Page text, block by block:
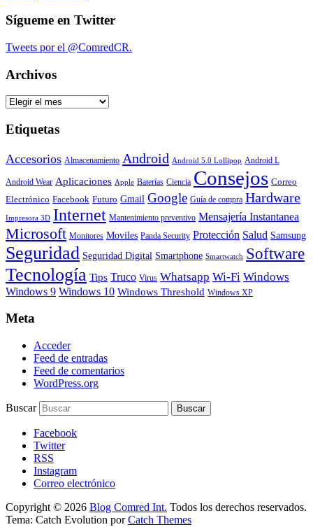
Sígueme en Twitter
Tweets por el @ComredCR.
Archivos
Archivos
Etiquetas
Accesorios Almacenamiento Android Android 5.0 Lollipop Android L
Android Wear Aplicaciones Apple Baterías Ciencia Consejos Correo
Electrónico Facebook Futuro Gmail Google Guía de compra Hardware
Impresora 3D Internet Mantenimiento preventivo Mensajería Instantanea
Microsoft Monitores Moviles Panda Security Protección Salud Samsung
Seguridad Seguridad Digital Smartphone Smartwatch Software
Tecnología Tips Truco Virus Whatsapp Wi-Fi Windows
Windows 9 Windows 10 Windows Threshold Windows XP
Meta
Acceder
Feed de entradas
Feed de comentarios
WordPress.org
Buscar
Facebook
Twitter
RSS
Instagram
Correo electrónico
Copyright © 2026 Blog Comred Int. Todos los derechos reservados.
Tema: Catch Evolution porCatch Themes